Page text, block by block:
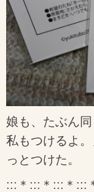
娘も、たぶん
私もつけるよ
っとつけた。
:::＊:::＊:::＊:::